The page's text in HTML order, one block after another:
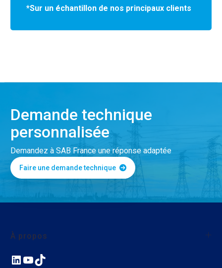
*Sur un échantillon de nos principaux clients
Demande technique
personnalisée
Demandez à SAB France une réponse adaptée
Faire une demande technique
À propos
À propos de SAB France
LinkedIn
YouTube
TikTok